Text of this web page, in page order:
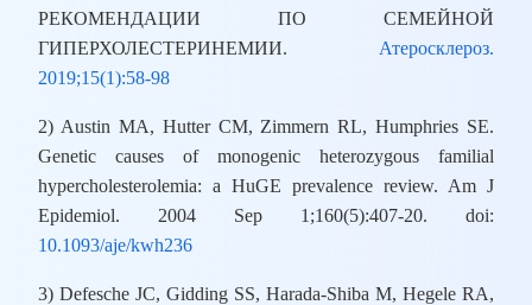
РЕКОМЕНДАЦИИ ПО СЕМЕЙНОЙ
ГИПЕРХОЛЕСТЕРИНЕМИИ. Атеросклероз.
2019;15(1):58-98
2) Austin MA, Hutter CM, Zimmern RL, Humphries SE.
Genetic causes of monogenic heterozygous familial
hypercholesterolemia: a HuGE prevalence review. Am J
Epidemiol. 2004 Sep 1;160(5):407-20. doi:
10.1093/aje/kwh236
3) Defesche JC, Gidding SS, Harada-Shiba M, Hegele RA,